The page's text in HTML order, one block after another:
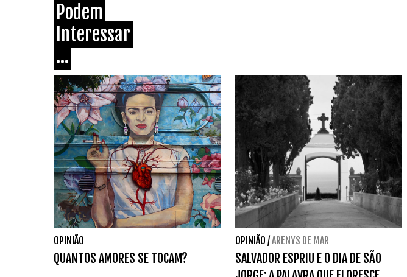
Podem
Interessar
...
OPINIÃO
QUANTOS AMORES SE TOCAM?
OPINIÃO /ARENYS DE MAR
SALVADOR ESPRIU E O DIA DE SÃO